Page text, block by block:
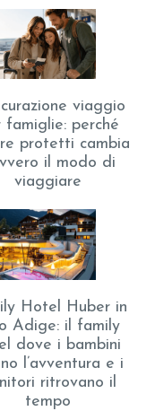
viaggio
famiglie: perché
protetti cambia
il modo di
viaggiare
Hotel Huber in
Adige: il family
dove i bambini
l’avventura e i
ritrovano il
tempo